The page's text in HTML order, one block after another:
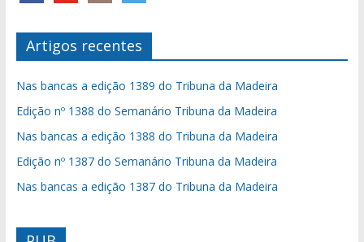
Artigos recentes
Nas bancas a edição 1389 do Tribuna da Madeira
Edição nº 1388 do Semanário Tribuna da Madeira
Nas bancas a edição 1388 do Tribuna da Madeira
Edição nº 1387 do Semanário Tribuna da Madeira
Nas bancas a edição 1387 do Tribuna da Madeira